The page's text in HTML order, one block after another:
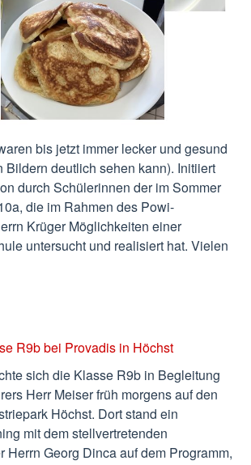
bis jetzt immer lecker und gesund
Bildern deutlich sehen kann). Initiiert
durch Schülerinnen der im Sommer
die im Rahmen des Powi-
Krüger Möglichkeiten einer
untersucht und realisiert hat. Vielen
R9b bei Provadis in Höchst
sich die Klasse R9b in Begleitung
Herr Meiser früh morgens auf den
Höchst. Dort stand ein
mit dem stellvertretenden
Herrn Georg Dinca auf dem Programm,